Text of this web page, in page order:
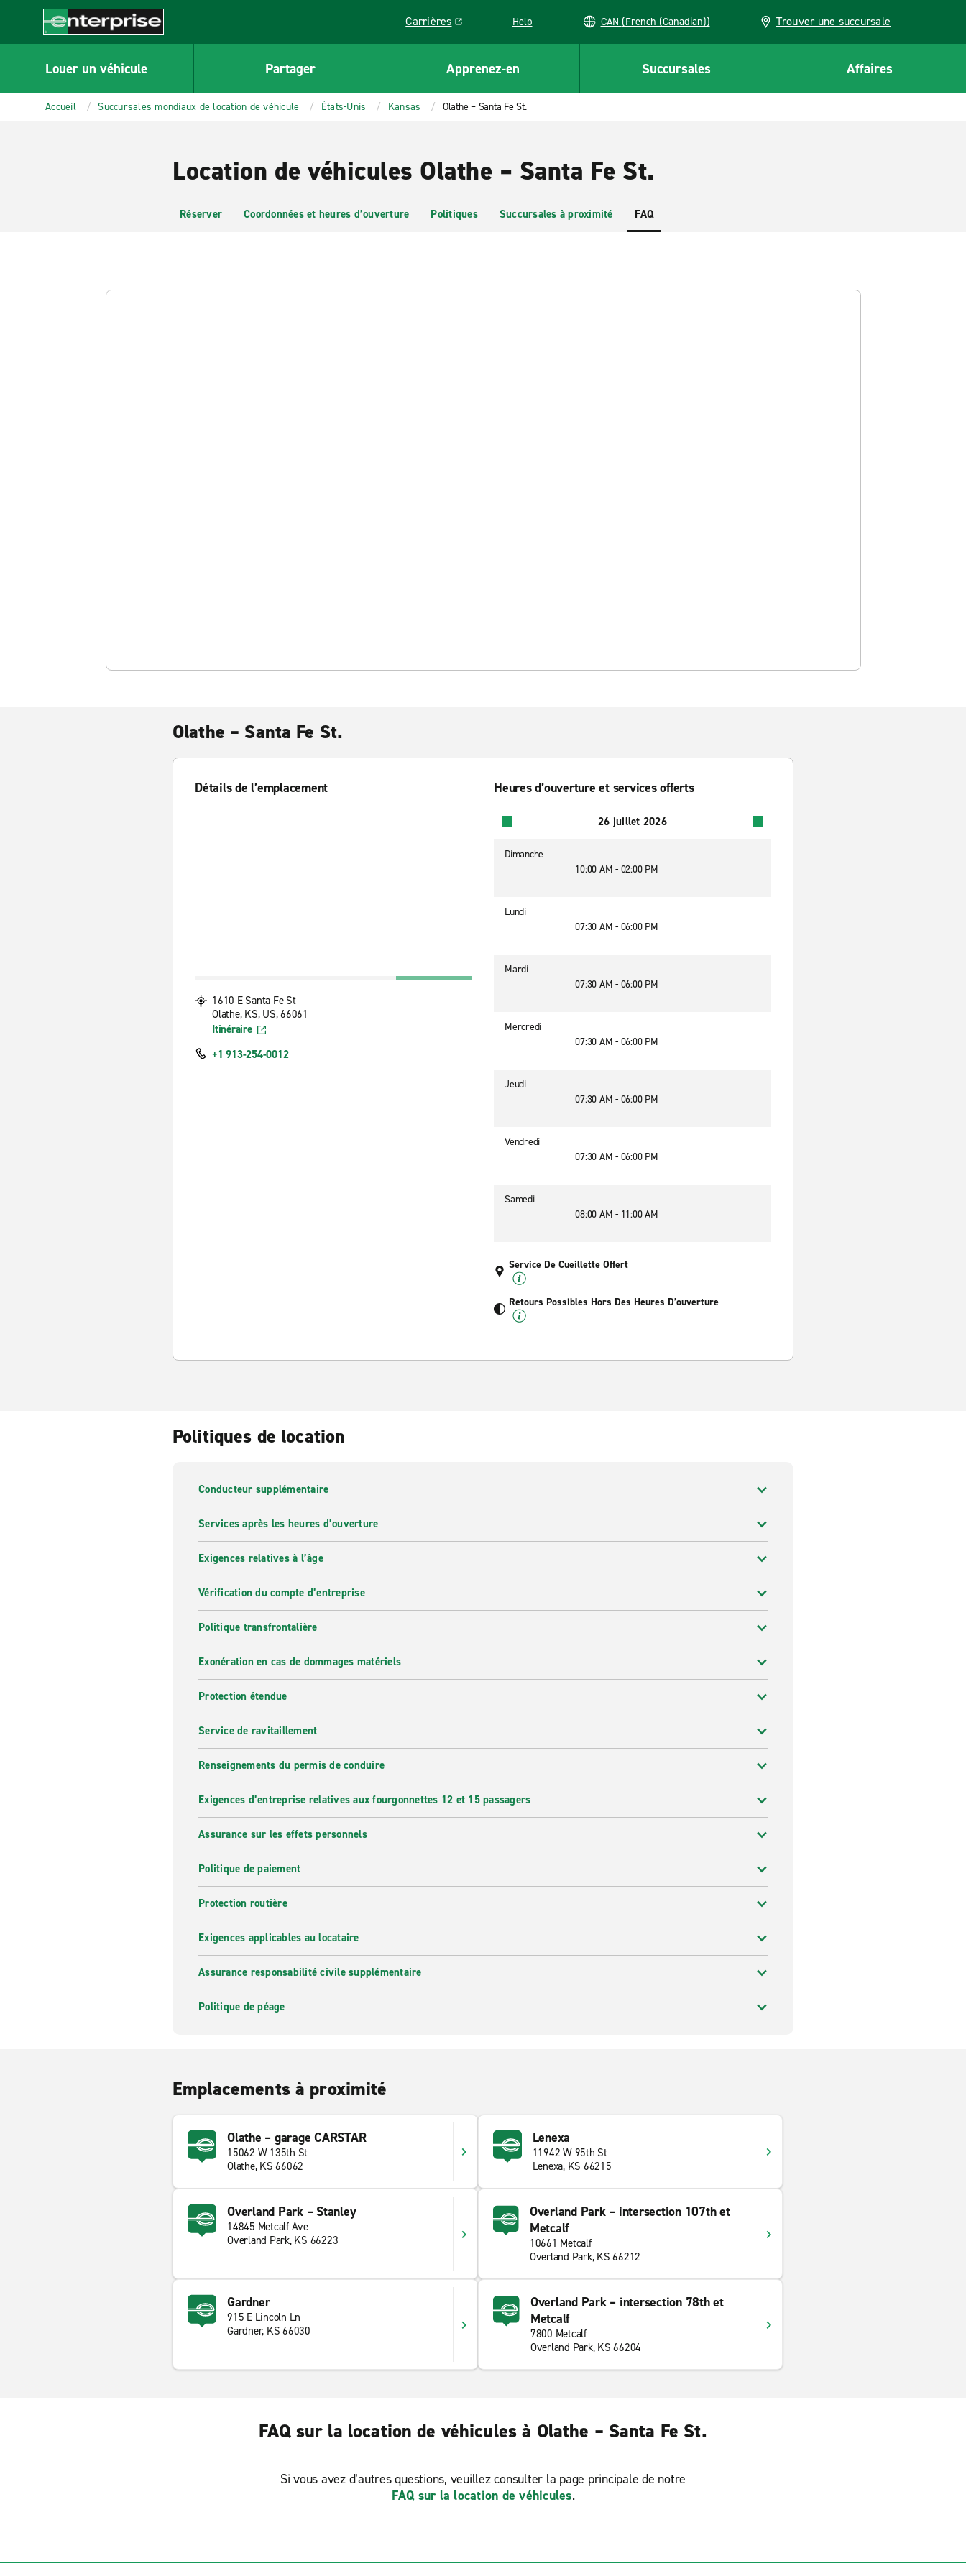
CONTENT
Enterprise
Carrières
Link opens in a new window
Help CAN (French (Canadian)) Trouver une succursale
Louer un véhicule Partager Apprenez-en Succursales Affaires
Accueil Succursales mondiaux de location de véhicule États-Unis Kansas Olathe – Santa Fe St.
Location de véhicules Olathe – Santa Fe St.
Réserver Coordonnées et heures d’ouverture Politiques Succursales à proximité FAQ
Olathe – Santa Fe St.
Détails de l’emplacement
1610 E Santa Fe St
Olathe, KS, US, 66061
Itinéraire
+1 913-254-0012
Heures d’ouverture et services offerts
26 juillet 2026
Dimanche
10:00 AM - 02:00 PM
Lundi
07:30 AM - 06:00 PM
Mardi
07:30 AM - 06:00 PM
Mercredi
07:30 AM - 06:00 PM
Jeudi
07:30 AM - 06:00 PM
Vendredi
07:30 AM - 06:00 PM
Samedi
08:00 AM - 11:00 AM
Service De Cueillette Offert
Retours Possibles Hors Des Heures D’ouverture
Politiques de location
Conducteur supplémentaire
Services après les heures d’ouverture
Exigences relatives à l’âge
Vérification du compte d’entreprise
Politique transfrontalière
Exonération en cas de dommages matériels
Protection étendue
Service de ravitaillement
Renseignements du permis de conduire
Exigences d’entreprise relatives aux fourgonnettes 12 et 15 passagers
Assurance sur les effets personnels
Politique de paiement
Protection routière
Exigences applicables au locataire
Assurance responsabilité civile supplémentaire
Politique de péage
Emplacements à proximité
Olathe – garage CARSTAR
15062 W 135th St
Olathe, KS 66062
Lenexa
11942 W 95th St
Lenexa, KS 66215
Overland Park – Stanley
14845 Metcalf Ave
Overland Park, KS 66223
Overland Park – intersection 107th et
Metcalf
10661 Metcalf
Overland Park, KS 66212
Gardner
915 E Lincoln Ln
Gardner, KS 66030
Overland Park – intersection 78th et
Metcalf
7800 Metcalf
Overland Park, KS 66204
FAQ sur la location de véhicules à Olathe – Santa Fe St.
Si vous avez d’autres questions, veuillez consulter la page principale de notre
FAQ sur la location de véhicules.